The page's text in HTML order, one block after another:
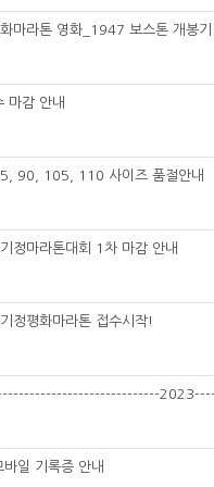
마라톤 영화_1947 보스톤 개봉기
마감 안내
90, 105, 110 사이즈 품절안내
정마라톤대회 1차 마감 안내
정평화마라톤 접수시작!
바일 기록증 안내